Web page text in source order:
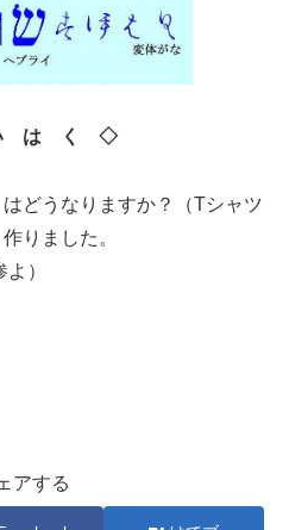
は く ◇
どうなりますか？（Tシャツ
りました。
）
アする